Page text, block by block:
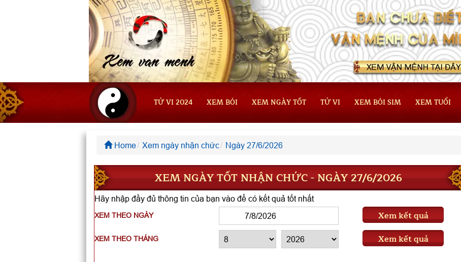
TỬ VI 2024 XEM BÓI XEM NGÀY TỐT TỬ VI XEM BÓI SIM XEM TUỔI
Home Xem ngày nhận chức Ngày 27/6/2026
XEM NGÀY TỐT NHẬN CHỨC - NGÀY 27/6/2026
Hãy nhập đầy đủ thông tin của bạn vào để có kết quả tốt nhất
XEM THEO NGÀY Xem kết quả
XEM THEO THÁNG Xem kết quả